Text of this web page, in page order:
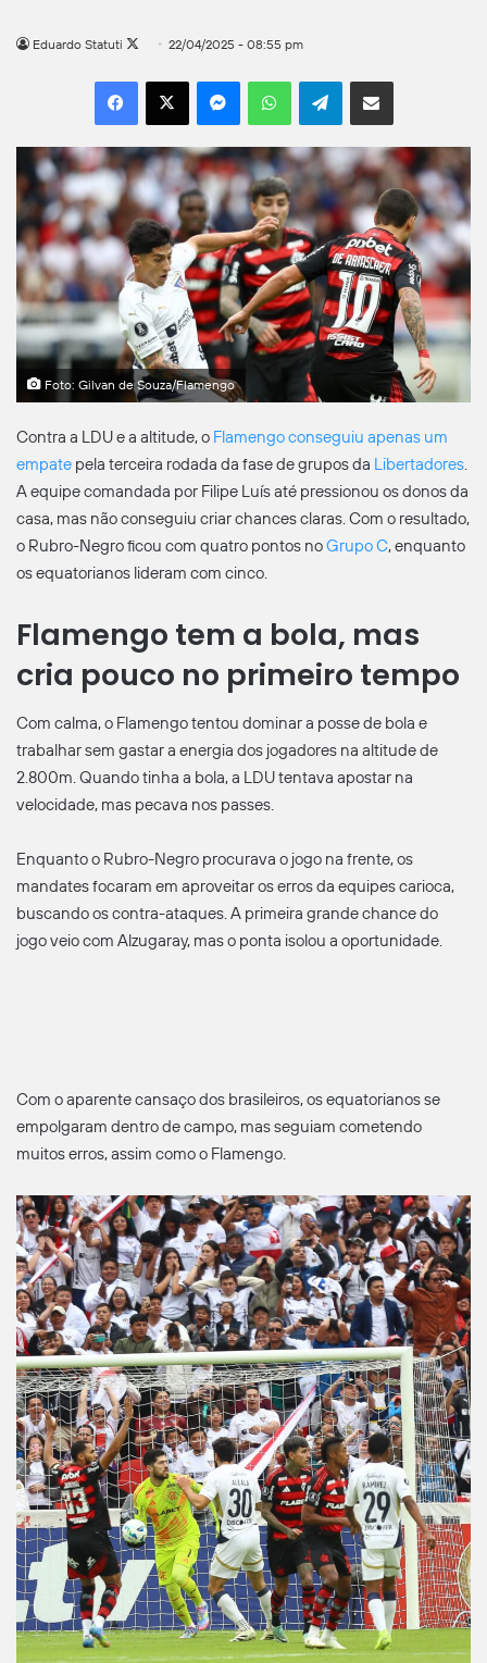
Eduardo Statuti
Follow22/04/2025 - 08:55 pm
Facebook
X MessengerWhatsAppTelegramCompartilhar por e-mail
Foto: Gilvan de Souza/Flamengo
Contra a LDU e a altitude, o Flamengo conseguiu apenas um
empate pela terceira rodada da fase de grupos da Libertadores.
A equipe comandada por Filipe Luís até pressionou os donos da
casa, mas não conseguiu criar chances claras. Com o resultado,
o Rubro-Negro ficou com quatro pontos noGrupo C, enquanto
os equatorianos lideram com cinco.
Flamengo tem a bola, mas
cria pouco no primeiro tempo
Com calma, o Flamengo tentou dominar a posse de bola e
trabalhar sem gastar a energia dos jogadores na altitude de
2.800m. Quando tinha a bola, a LDU tentava apostar na
velocidade, mas pecava nos passes.
Enquanto o Rubro-Negro procurava o jogo na frente, os
mandates focaram em aproveitar os erros da equipes carioca,
buscando os contra-ataques. A primeira grande chance do
jogo veio com Alzugaray, mas o ponta isolou a oportunidade.
Com o aparente cansaço dos brasileiros, os equatorianos se
empolgaram dentro de campo, mas seguiam cometendo
muitos erros, assim como o Flamengo.